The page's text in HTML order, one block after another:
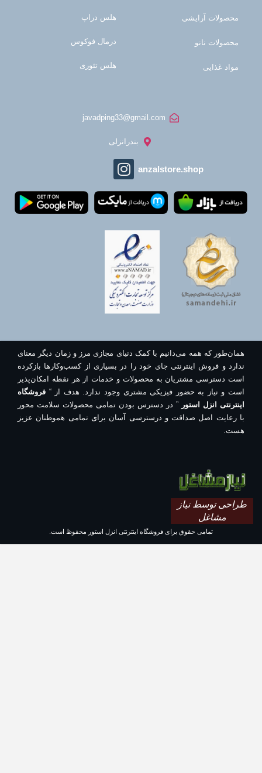
محصولات آرایشی
محصولات نانو
مواد غذایی
هلس دراپ
درمال فوکوس
هلس تئوری
javadping33@gmail.com
بندرانزلی
anzalstore.shop
همان‌طور که همه می‌دانیم با کمک دنیای مجازی مرز و زمان دیگر معنای
ندارد و فروش اینترنتی جای خود را در بسیاری از کسب‌وکارها بازکرده
است دسترسی مشتریان به محصولات و خدمات از هر نقطه امکان‌پذیر
است و نیاز به حضور فیزیکی مشتری وجود ندارد. هدف از “ فروشگاه
اینترنتی انزل استور” در دسترس بودن تمامی محصولات سلامت محور
با رعایت اصل صداقت و درسترسی آسان برای تمامی هموطنان عزیز
هست.
طراحی توسط نیاز
مشاغل
تمامی حقوق برای فروشگاه اینترنتی انزل استور محفوظ است.